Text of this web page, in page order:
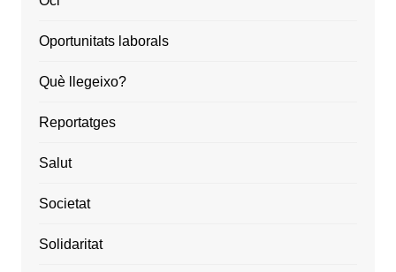
Oportunitats laborals
Què llegeixo?
Reportatges
Salut
Societat
Solidaritat